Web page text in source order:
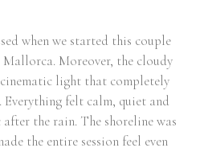
when we started this couple
Moreover, the cloudy
light that completely
Everything felt calm, quiet and
the rain. The shoreline was
the entire session feel even